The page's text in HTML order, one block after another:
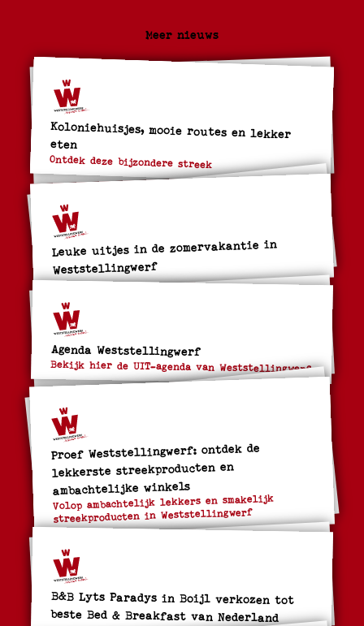
Meer nieuws
Koloniehuisjes, mooie routes en lekker
eten
Ontdek deze bijzondere streek
Leuke uitjes in de zomervakantie in
Weststellingwerf
Agenda Weststellingwerf
Bekijk hier de UIT-agenda van Weststellingwerf
Proef Weststellingwerf: ontdek de
lekkerste streekproducten en
ambachtelijke winkels
Volop ambachtelijk lekkers en smakelijk
streekproducten in Weststellingwerf
B&B Lyts Paradys in Boijl verkozen tot
beste Bed & Breakfast van Nederland